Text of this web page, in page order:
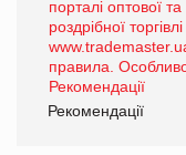
Рекомендації